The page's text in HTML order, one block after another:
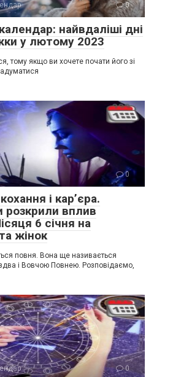
0
найвдаліші дні
у лютому 2023
тому якщо ви хочете почати його зі
0
і кар’єра.
розкрили вплив
6 січня на
жінок
повня. Вона ще називається
і Вовчою Повнею. Розповідаємо,
0